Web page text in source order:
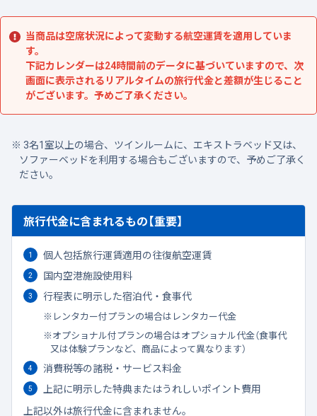
当商品は空席状況によって変動する航空運賃を適用していま
す。
下記カレンダーは24時間前のデータに基づいていますので、次
画面に表示されるリアルタイムの旅行代金と差額が生じること
がございます。予めご了承ください。
3名1室以上の場合、ツインルームに、エキストラベッド又は、
ソファーベッドを利用する場合もございますので、予めご了承く
ださい。
旅行代金に含まれるもの【重要】
個人包括旅行運賃適用の往復航空運賃
国内空港施設使用料
行程表に明示した宿泊代・食事代
レンタカー付プランの場合はレンタカー代金
オプショナル付プランの場合はオプショナル代金（食事代
又は体験プランなど、商品によって異なります）
消費税等の諸税・サービス料金
上記に明示した特典またはうれしいポイント費用
上記以外は旅行代金に含まれません。